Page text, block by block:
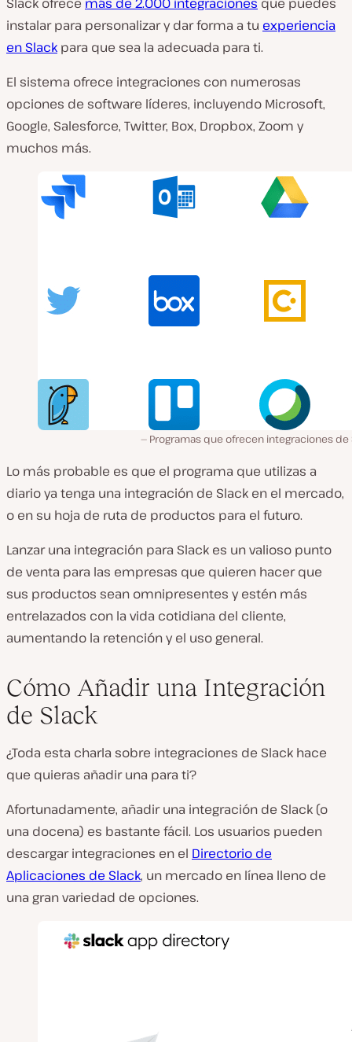
instalar para personalizar y dar forma a tu experiencia
en Slack para que sea la adecuada para ti.
El sistema ofrece integraciones con numerosas
opciones de software líderes, incluyendo Microsoft,
Google, Salesforce, Twitter, Box, Dropbox, Zoom y
muchos más.
Programas que ofrecen integraciones de
Lo más probable es que el programa que utilizas a
diario ya tenga una integración de Slack en el mercado,
o en su hoja de ruta de productos para el futuro.
Lanzar una integración para Slack es un valioso punto
de venta para las empresas que quieren hacer que
sus productos sean omnipresentes y estén más
entrelazados con la vida cotidiana del cliente,
aumentando la retención y el uso general.
Cómo Añadir una Integración
de Slack
¿Toda esta charla sobre integraciones de Slack hace
que quieras añadir una para ti?
Afortunadamente, añadir una integración de Slack (o
una docena) es bastante fácil. Los usuarios pueden
descargar integraciones en el Directorio de
Aplicaciones de Slack, un mercado en línea lleno de
una gran variedad de opciones.